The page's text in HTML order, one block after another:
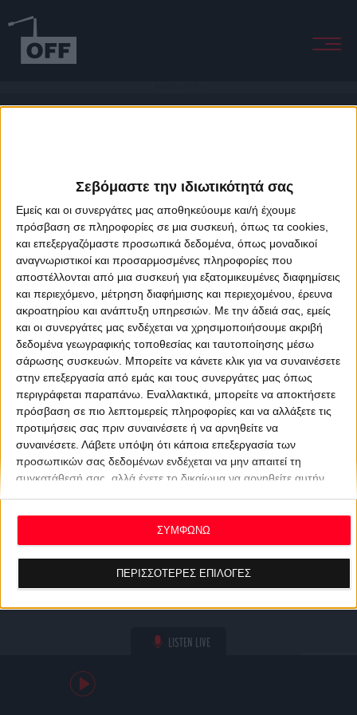
Σεβόμαστε την ιδιωτικότητά σας
Εμείς και οι συνεργάτες μας αποθηκεύουμε και/ή έχουμε
πρόσβαση σε πληροφορίες σε μια συσκευή, όπως τα cookies,
και επεξεργαζόμαστε προσωπικά δεδομένα, όπως μοναδικοί
αναγνωριστικοί και προσαρμοσμένες πληροφορίες που
αποστέλλονται από μια συσκευή για εξατομικευμένες διαφημίσεις
και περιεχόμενο, μέτρηση διαφήμισης και περιεχομένου, έρευνα
ακροατηρίου και ανάπτυξη υπηρεσιών. Με την άδειά σας, εμείς
και οι συνεργάτες μας ενδέχεται να χρησιμοποιήσουμε ακριβή
δεδομένα γεωγραφικής τοποθεσίας και ταυτοποίησης μέσω
σάρωσης συσκευών. Μπορείτε να κάνετε κλικ για να συναινέσετε
στην επεξεργασία από εμάς και τους συνεργάτες μας όπως
περιγράφεται παραπάνω. Εναλλακτικά, μπορείτε να αποκτήσετε
πρόσβαση σε πιο λεπτομερείς πληροφορίες και να αλλάξετε τις
προτιμήσεις σας πριν συναινέσετε ή να αρνηθείτε να
συναινέσετε. Λάβετε υπόψη ότι κάποια επεξεργασία των
προσωπικών σας δεδομένων ενδέχεται να μην απαιτεί τη
συγκατάθεσή σας, αλλά έχετε το δικαίωμα να αρνηθείτε αυτήν
ανακαλέσετε τη συγκατάθεσή σας ανά πάσα στιγμή
επιστρέφοντας σε αυτόν τον ιστότοπο και κάνοντας κλικ στο
κουμπί "Απορρήτου" στο κάτω μέρος της ιστοσελίδας.
ΠΕΡΙΣΣΟΤΕΡΕΣ ΕΠΙΛΟΓΕΣ
ΣΥΜΦΩΝΩ
LISTEN LIVE
About Offradio Business Class Terms & Conditions
Privacy Policy
Designed & developed byporcupine colors&Fotis Alexandrou